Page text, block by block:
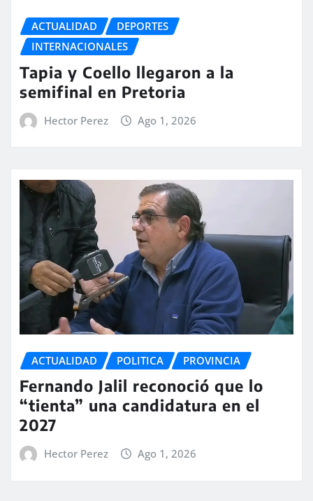
ACTUALIDAD
DEPORTES
INTERNACIONALES
Tapia y Coello llegaron a la
semifinal en Pretoria
Hector Perez Ago 1, 2026
ACTUALIDAD POLITICA PROVINCIA
Fernando Jalil reconoció que lo
“tienta” una candidatura en el
2027
Hector Perez Ago 1, 2026